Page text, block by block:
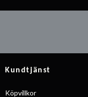
Kundtjänst
Köpvillkor